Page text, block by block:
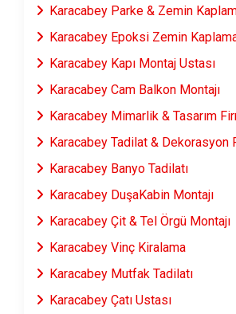
Karacabey Parke & Zemin
Karacabey Epoksi Zemin
Karacabey Kapı Montaj Ustası
Karacabey Cam Balkon Montajı
Karacabey Mimarlik & Tasarım
Karacabey Tadilat & Dekorasyon
Karacabey Banyo Tadilatı
Karacabey DuşaKabin Montajı
Karacabey Çit & Tel Örgü Montajı
Karacabey Vinç Kiralama
Karacabey Mutfak Tadilatı
Karacabey Çatı Ustası